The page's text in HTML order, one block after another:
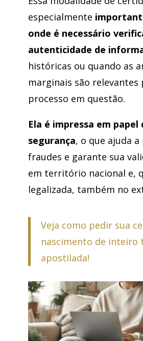
especialmente
onde é necessário
autenticidade de
históricas ou quando as
marginais são relevantes
processo em questão.
Ela é impressa em papel
segurança, o que ajuda
fraudes e garante sua
em território nacional e,
legalizada, também no
Veja como pedir sua
nascimento de inteiro
apostilada!